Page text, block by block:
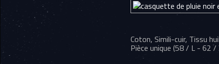
Coton, Simili-cuir, Tissu
Pièce unique (58 / L - 62 /